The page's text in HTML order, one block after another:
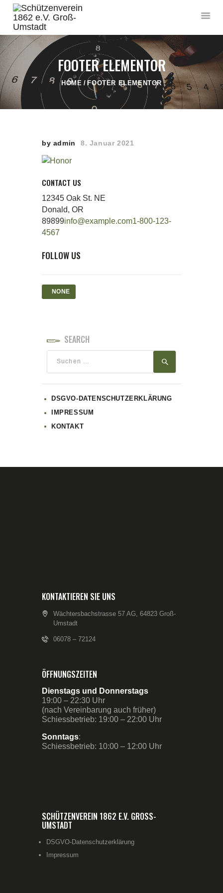
FOOTER ELEMENTOR
HOME FOOTER ELEMENTOR
STARTSEITE
DER VEREIN
WETTKÄMPFE
VERSCHIEDENES
KONTAKT
by admin 8. Januar 2021
CONTACT US
12345 Oak St. NE
Donald, OR
89899info@example.com1-800-123-
4567
FOLLOW US
NONE
SEARCH
nach:
DSGVO-DATENSCHUTZERKLÄRUNG
IMPRESSUM
KONTAKT
KONTAKTIEREN SIE UNS
Wächtersbachstrasse 57 AG, 64823 Groß-
Umstadt
06078 – 72124
ÖFFNUNGSZEITEN
Dienstags und Donnerstags
19:00 – 22:30 Uhr
(nach Vereinbarung auch früher)
Schiessbetrieb: 19:00 – 22:00 Uhr
Sonntags:
Schiessbetrieb: 10:00 – 12:00 Uhr
SCHÜTZENVEREIN 1862 E.V. GROSS-U
MSTADT
DSGVO-Datenschutzerklärung
Impressum